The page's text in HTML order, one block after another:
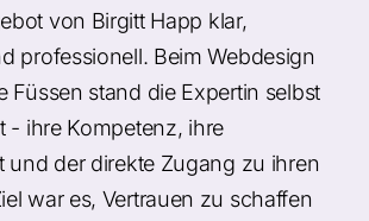
von Birgitt Happ klar,
professionell. Beim Webdesign
Füssen stand die Expertin selbst
- ihre Kompetenz, ihre
und der direkte Zugang zu ihren
war es, Vertrauen zu schaffen